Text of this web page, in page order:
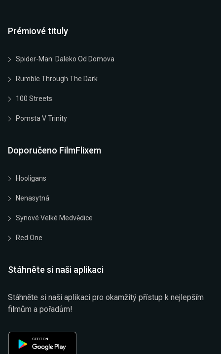
Prémiové tituly
Spider-Man: Daleko Od Domova
Rumble Through The Dark
100 Streets
Pomsta V Trinity
Doporučeno FilmFlixem
Hooligans
Nenasytná
Synové Velké Medvědice
Red One
Stáhněte si naši aplikaci
Stáhněte si naši aplikaci pro okamžitý přístup k nejlepším
filmům a pořadům!